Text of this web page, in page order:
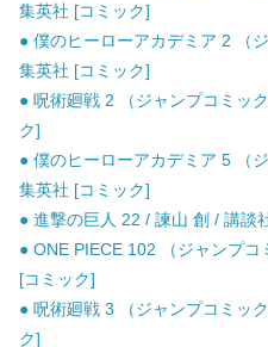
集英社 [コミック]
● 僕のヒーローアカデミア 2 （
集英社 [コミック]
● 呪術廻戦 2 （ジャンプコミッ
ク]
● 僕のヒーローアカデミア 5 （
集英社 [コミック]
● 進撃の巨人 22 / 諫山 創 / 講談
● ONE PIECE 102 （ジャンプ
[コミック]
● 呪術廻戦 3 （ジャンプコミッ
ク]